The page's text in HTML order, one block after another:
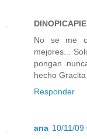
No se me
mejores...
pongan
hecho
Responder
ana 10/11/09